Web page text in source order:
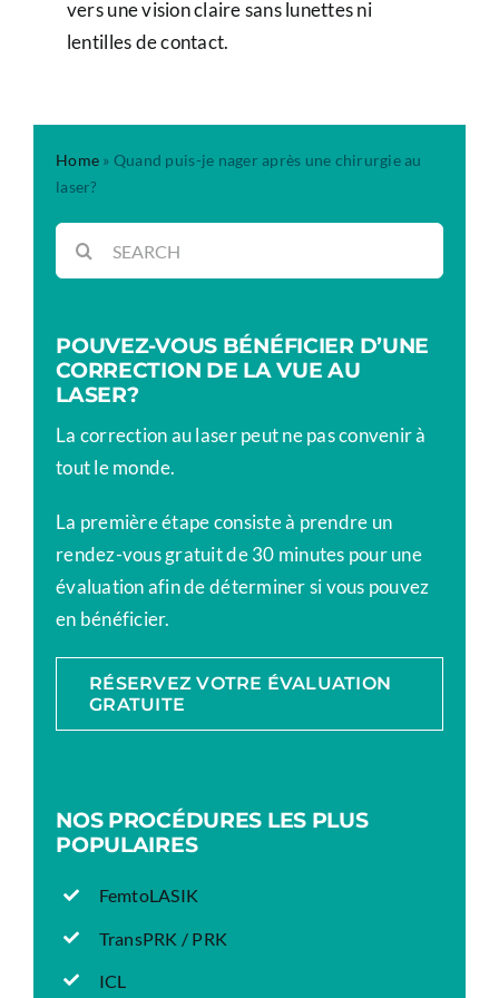
vers une vision claire sans lunettes ni
lentilles de contact.
Home » Quand puis-je nager après une chirurgie au
laser?
Rechercher:
POUVEZ-VOUS BÉNÉFICIER D’UNE
CORRECTION DE LA VUE AU
LASER?
La correction au laser peut ne pas convenir à
tout le monde.
La première étape consiste à prendre un
rendez-vous gratuit de 30 minutes pour une
évaluation afin de déterminer si vous pouvez
en bénéficier.
RÉSERVEZ VOTRE ÉVALUATION
GRATUITE
NOS PROCÉDURES LES PLUS
POPULAIRES
FemtoLASIK
TransPRK / PRK
ICL